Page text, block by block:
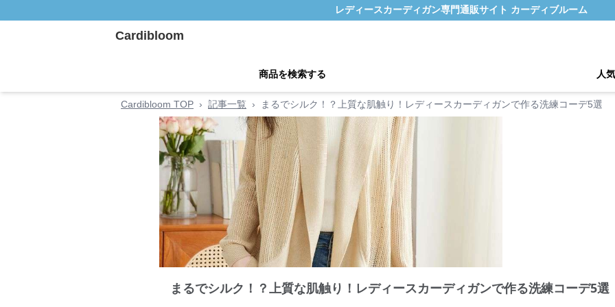
レディースカーディガン専門通販サイト カーディブルーム
Cardibloom
商品を検索する 人
Cardibloom TOP › 記事一覧 › まるでシルク！？上質な肌触り！レディースカーディガンで作る洗練コーデ5選
まるでシルク！？上質な肌触り！レディースカーディガンで作る洗練コーデ5選